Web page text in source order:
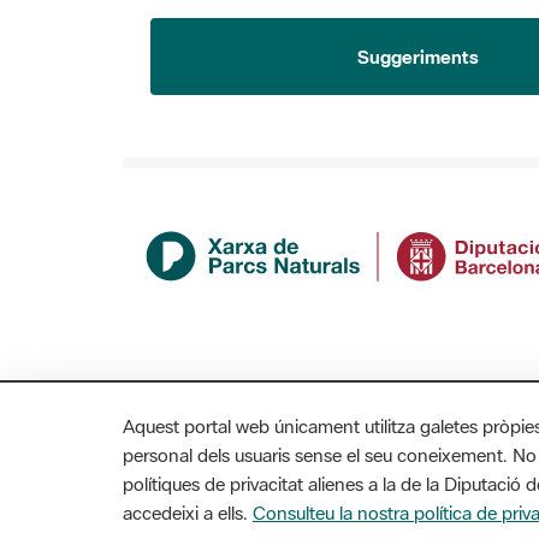
MAPA WEB AVÍS LEGAL
Aquest portal web únicament utilitza galetes
personal dels usuaris sense el seu coneixement.
polítiques de privacitat alienes a la de la Diputació
accedeixi a ells. Consulteu la nostra política de